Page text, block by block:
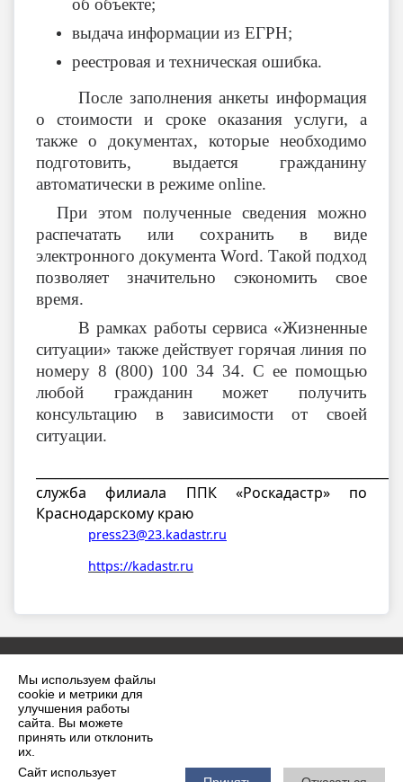
Мы используем файлы
cookie и метрики для
улучшения работы
сайта. Вы можете
принять или отклонить
их.
Сайт использует
об объекте;
выдача информации из ЕГРН;
реестровая и техническая ошибка.
После заполнения анкеты информация
о стоимости и сроке оказания услуги, а
также о документах, которые необходимо
подготовить, выдается гражданину
автоматически в режиме online.
При этом полученные сведения можно
распечатать или сохранить в виде
электронного документа Word. Такой подход
позволяет значительно сэкономить свое
время.
В рамках работы сервиса «Жизненные
ситуации» также действует горячая линия по
номеру 8 (800) 100 34 34. С ее помощью
любой гражданин может получить
консультацию в зависимости от своей
ситуации.
служба филиала ППК «Роскадастр» по
Краснодарскому краю
press23@23.kadastr.ru
https://kadastr.ru
2026 г. krilovskaya.ru
Вход
Карта сайта